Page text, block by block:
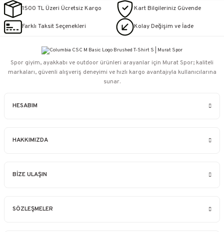
1500 TL Üzeri Ücretsiz Kargo Kart Bilgileriniz Güvende
Farklı Taksit Seçenekleri Kolay Değişim ve İade
HESABIM
HAKKIMIZDA
BİZE ULAŞIN
SÖZLEŞMELER
Spor giyim, ayakkabı ve outdoor ürünleri arayanlar için Murat Spor; kaliteli
markaları, güvenli alışveriş deneyimi ve hızlı kargo avantajıyla kullanıcılarına
sunar.